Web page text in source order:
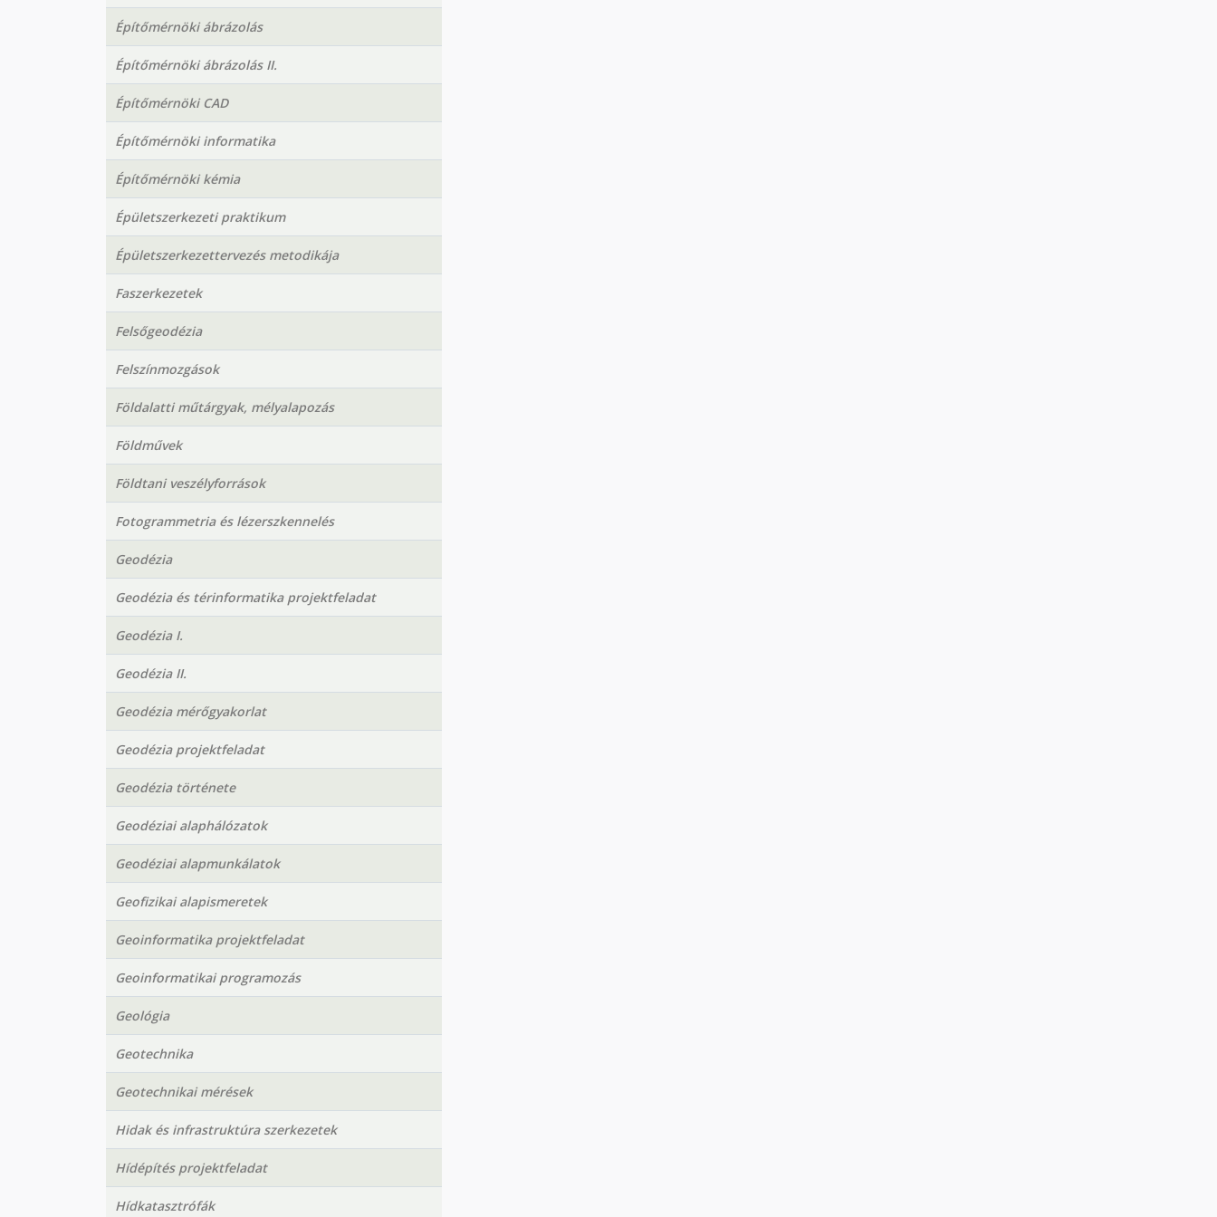
Építőmérnöki ábrázolás
Építőmérnöki ábrázolás II.
Építőmérnöki CAD
Építőmérnöki informatika
Építőmérnöki kémia
Épületszerkezeti praktikum
Épületszerkezettervezés metodikája
Faszerkezetek
Felsőgeodézia
Felszínmozgások
Földalatti műtárgyak, mélyalapozás
Földművek
Földtani veszélyforrások
Fotogrammetria és lézerszkennelés
Geodézia
Geodézia és térinformatika projektfeladat
Geodézia I.
Geodézia II.
Geodézia mérőgyakorlat
Geodézia projektfeladat
Geodézia története
Geodéziai alaphálózatok
Geodéziai alapmunkálatok
Geofizikai alapismeretek
Geoinformatika projektfeladat
Geoinformatikai programozás
Geológia
Geotechnika
Geotechnikai mérések
Hidak és infrastruktúra szerkezetek
Hídépítés projektfeladat
Hídkatasztrófák